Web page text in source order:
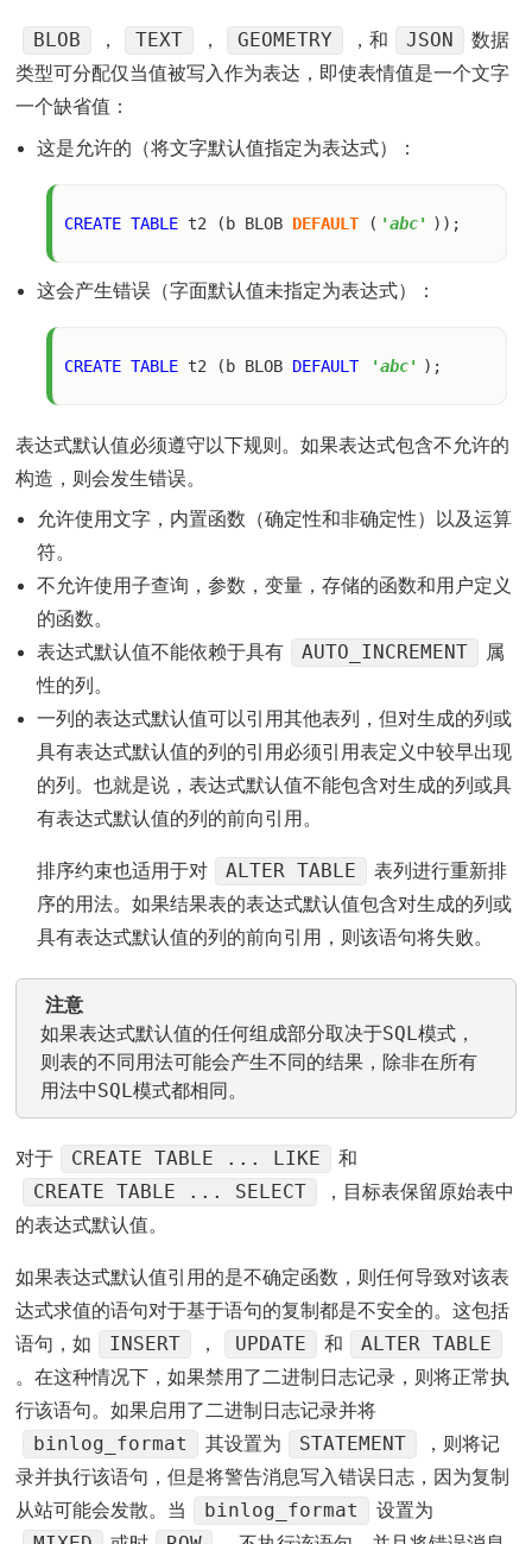
BLOB ， TEXT ， GEOMETRY ，和 JSON
数据
类型可分配仅当值被写入作为表达，即使表情值是一个文字
一个缺省值：
这是允许的（将文字默认值指定为表达式）：
CREATE TABLE t2 (b BLOB DEFAULT ( 'abc'
这会产生错误（字面默认值未指定为表达式）：
CREATE TABLE t2 (b BLOB DEFAULT 'abc'
表达式默认值必须遵守以下规则。如果表达式包含不允许的
构造，则会发生错误。
允许使用文字，内置函数（确定性和非确定性）以及运算
符。
不允许使用子查询，参数，变量，存储的函数和用户定义
的函数。
表达式默认值不能依赖于具有
AUTO_INCREMENT
属
性的列。
一列的表达式默认值可以引用其他表列，但对生成的列或
具有表达式默认值的列的引用必须引用表定义中较早出现
的列。也就是说，表达式默认值不能包含对生成的列或具
有表达式默认值的列的前向引用。
排序约束也适用于对 ALTER TABLE
表列进行重新排
序的用法。如果结果表的表达式默认值包含对生成的列或
具有表达式默认值的列的前向引用，则该语句将失败。
注意
如果表达式默认值的任何组成部分取决于SQL模式，
则表的不同用法可能会产生不同的结果，除非在所有
用法中SQL模式都相同。
对于 CREATE TABLE ... LIKE 和
CREATE TABLE ... SELECT
，目标表保留原始表中
的表达式默认值。
如果表达式默认值引用的是不确定函数，则任何导致对该表
达式求值的语句对于基于语句的复制都是不安全的。这包括
语句，如
INSERT ， UPDATE 和 ALTER TABLE
。在这种情况下，如果禁用了二进制日志记录，则将正常执
行该语句。如果启用了二进制日志记录并将
binlog_format 其设置为 STATEMENT
，则将记
录并执行该语句，但是将警告消息写入错误日志，因为复制
从站可能会发散。当
binlog_format 设置为